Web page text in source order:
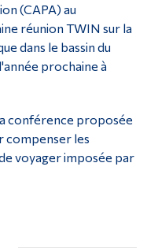
(CAPA) au
réunion TWIN sur la
dans le bassin du
prochaine à
conférence proposée
compenser les
voyager imposée par